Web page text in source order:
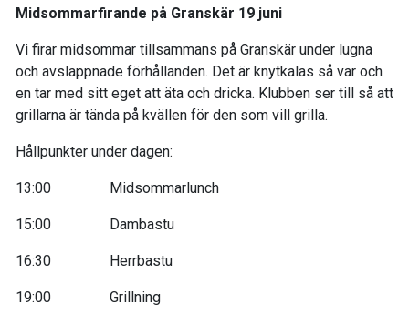
Midsommarfirande på Granskär 19 juni
Vi firar midsommar tillsammans på Granskär under lugna
och avslappnade förhållanden. Det är knytkalas så var och
en tar med sitt eget att äta och dricka. Klubben ser till så att
grillarna är tända på kvällen för den som vill grilla.
Hållpunkter under dagen:
13:00 Midsommarlunch
15:00 Dambastu
16:30 Herrbastu
19:00 Grillning